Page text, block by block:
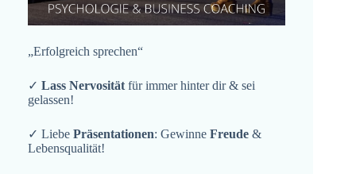
„Erfolgreich sprechen“
✓ Lass Nervosität für immer hinter dir & sei
gelassen!
✓ Liebe Präsentationen: Gewinne Freude &
Lebensqualität!